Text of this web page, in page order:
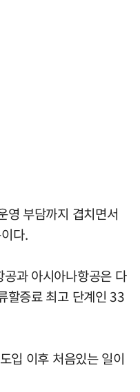
영 부담까지 겹치면서
다.
과 아시아나항공은 다
할증료 최고 단계인 33
입 이후 처음있는 일이